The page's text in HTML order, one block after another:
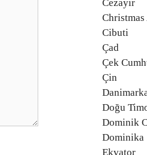
Cezayir
Christmas
Cibuti
Çad
Çek
Çin
Doğu
Dominik
Dominika
Ekvator